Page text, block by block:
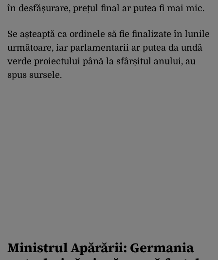
în desfășurare, prețul final ar putea fi mai mic.
Se așteaptă ca ordinele să fie finalizate în lunile
următoare, iar parlamentarii ar putea da undă
verde proiectului până la sfârșitul anului, au
spus sursele.
Ministrul Apărării: Germania